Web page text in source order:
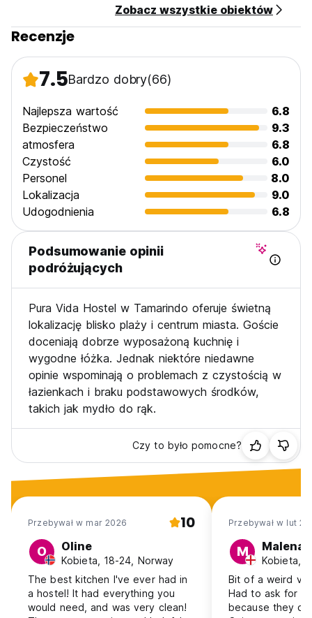
Zobacz wszystkie obiektów
Recenzje
7.5Bardzo dobry(66)
Najlepsza wartość
6.8
Bezpieczeństwo
9.3
atmosfera
6.8
Czystość
6.0
Personel
8.0
Lokalizacja
9.0
Udogodnienia
6.8
Podsumowanie opinii
podróżujących
Pura Vida Hostel w Tamarindo oferuje świetną
lokalizację blisko plaży i centrum miasta. Goście
doceniają dobrze wyposażoną kuchnię i
wygodne łóżka. Jednak niektóre niedawne
opinie wspominają o problemach z czystością w
łazienkach i braku podstawowych środków,
takich jak mydło do rąk.
Czy to było pomocne?
Przebywał w mar 2026 10
O Oline
Kobieta, 18-24, Norway
The best kitchen I've ever had in
a hostel! It had everything you
would need, and was very clean!
Przebywał w lut
M Malena
Kobieta,
Bit of a weird
Had to ask for
because they